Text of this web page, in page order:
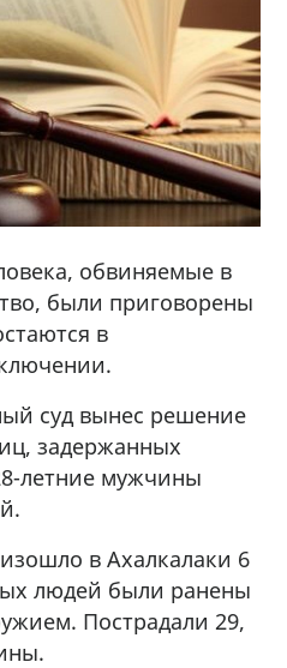
обвиняемые в
были приговорены
в
суд вынес решение
задержанных
летние мужчины
в Ахалкалаки 6
людей были ранены
Пострадали 29,